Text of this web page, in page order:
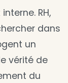
RH,
dans
un
vérité de
du